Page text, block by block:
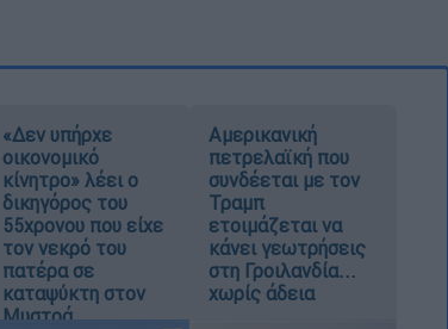
«Δεν υπήρχε
οικονομικό
κίνητρο» λέει ο
δικηγόρος του
55χρονου που είχε
τον νεκρό του
πατέρα σε
καταψύκτη στον
Μυστρά
Αμερικανική
πετρελαϊκή που
συνδέεται με τον
Τραμπ
ετοιμάζεται να
κάνει γεωτρήσεις
στη Γροιλανδία...
χωρίς άδεια